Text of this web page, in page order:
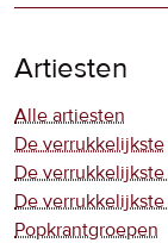
Artiesten
Alle artiesten
De verrukkelijkste
De
De
Popkrantgroepen